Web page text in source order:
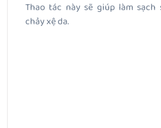
Thao tác này sẽ giúp làm sạch
chảy xệ da.